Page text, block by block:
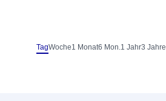
TagWoche1 Monat6 Mon.1 Jahr3 Jahre